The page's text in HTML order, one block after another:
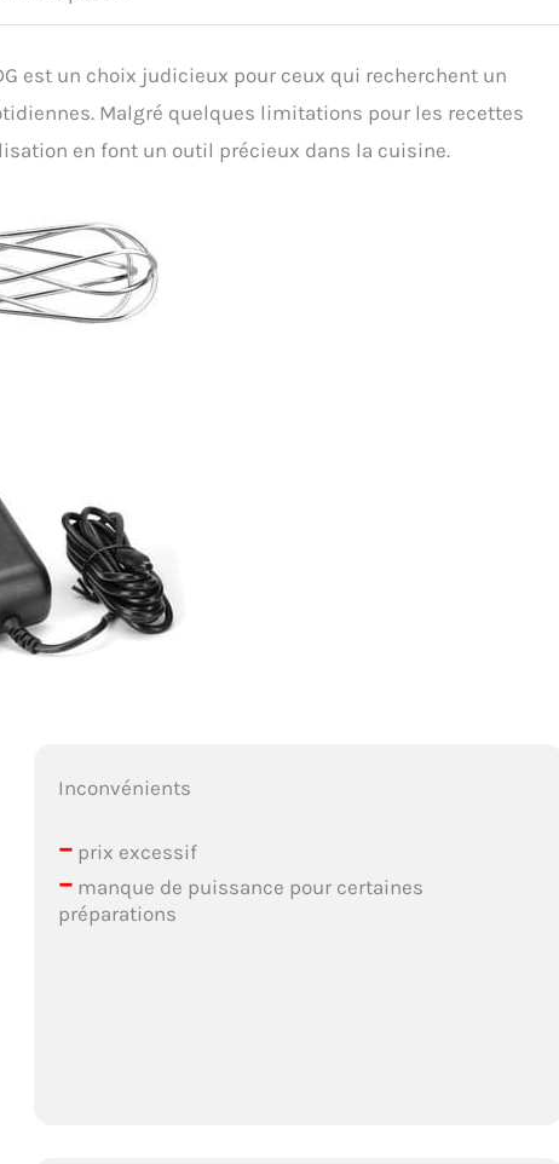
est un choix judicieux pour ceux qui recherchent un
Malgré quelques limitations pour les recettes
en font un outil précieux dans la cuisine.
Inconvénients
– prix excessif
– manque de puissance pour certaines
préparations